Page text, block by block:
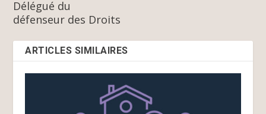
Délégué du
défenseur des Droits
ARTICLES SIMILAIRES